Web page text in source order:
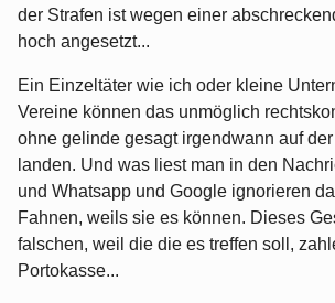
der Strafen ist wegen einer
hoch angesetzt...
Ein Einzeltäter wie ich oder kleine
Vereine können das unmöglich
ohne gelinde gesagt irgendwann auf
landen. Und was liest man in den
und Whatsapp und Google ignorieren
Fahnen, weils sie es können. Dieses
falschen, weil die die es treffen soll,
Portokasse...